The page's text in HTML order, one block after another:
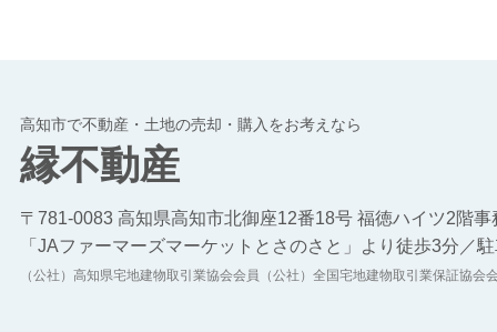
高知市で不動産・土地の売却・購入をお考えなら
縁不動産
〒781-0083 高知県高知市北御座12番18号 福徳ハイツ2階事
「JAファーマーズマーケットとさのさと」より徒歩3分／
（公社）高知県宅地建物取引業協会会員（公社）全国宅地建物取引業保証協